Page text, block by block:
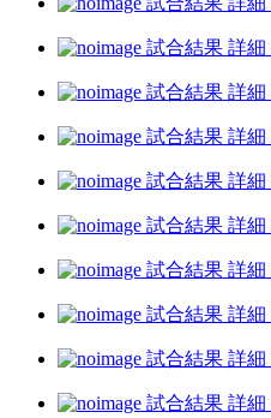
試合結果 詳細
試合結果 詳細
試合結果 詳細
試合結果 詳細
試合結果 詳細
試合結果 詳細
試合結果 詳細
試合結果 詳細
試合結果 詳細